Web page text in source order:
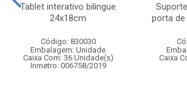
Tablet interativo bilingue
24x18cm
Código: 830030
Embalagem: Unidade
Caixa Com: 36 Unidade(s)
Inmetro: 006758/2019
porta de
Caixa